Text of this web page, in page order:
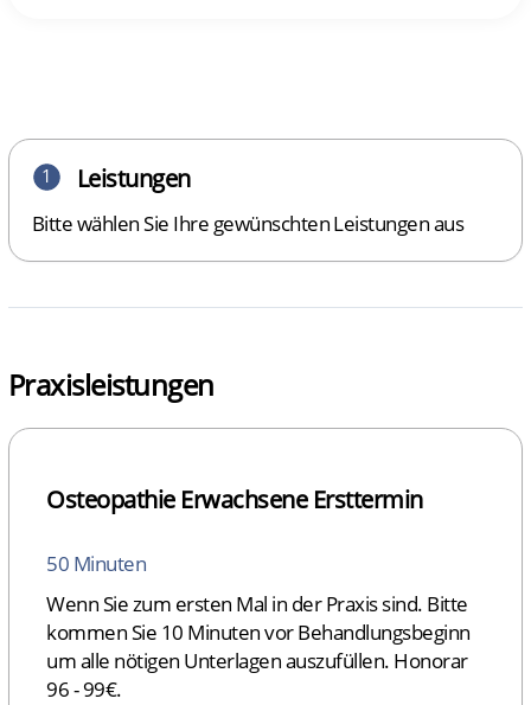
Praxisleistungen
Osteopathie Erwachsene Ersttermin
50 Minuten
Wenn Sie zum ersten Mal in der Praxis sind. Bitte
kommen Sie 10 Minuten vor Behandlungsbeginn
um alle nötigen Unterlagen auszufüllen. Honorar
96 - 99€.
1 Leistungen
Bitte wählen Sie Ihre gewünschten Leistungen aus